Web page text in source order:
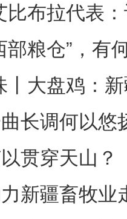
】乌兹别克斯坦
比布拉代表
部粮仓”，有
丨大盘鸡：
长调何以悠
贯穿天山？
新疆畜牧业